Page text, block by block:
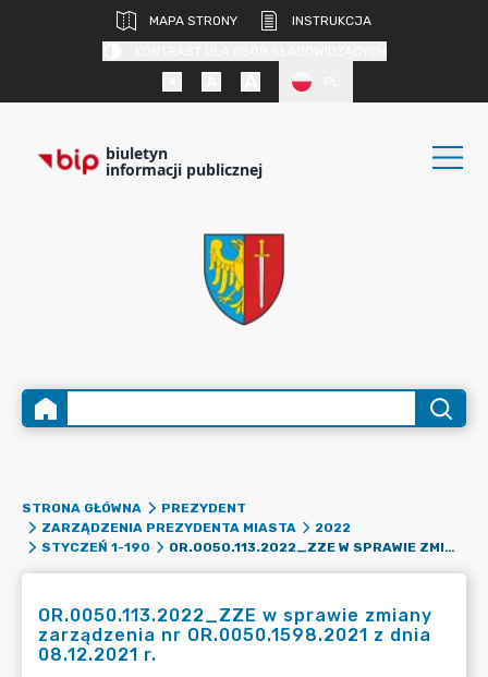
MAPA STRONY
INSTRUKCJA
biuletyn
informacji publicznej
STRONA GŁÓWNA
PREZYDENT
ZARZĄDZENIA PREZYDENTA MIASTA
2022
STYCZEŃ 1-190
OR.0050.113.2022_ZZE W SPRAWIE ZMIANY ZARZĄDZENIA NR OR.0050.1598.2021 Z DNIA 08.12.2021 R.
OR.0050.113.2022_ZZE w sprawie zmiany
zarządzenia nr OR.0050.1598.2021 z dnia
08.12.2021 r.